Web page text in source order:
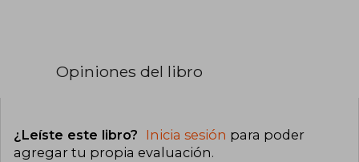
Opiniones del libro
¿Leíste este libro? Inicia sesión para poder
agregar tu propia evaluación.